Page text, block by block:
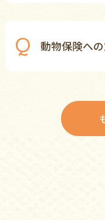
動物保険へ